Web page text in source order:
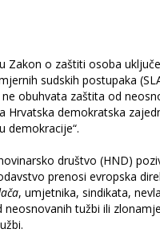
Zakon o zaštiti osoba
sudskih postupaka
obuhvata zaštita od
Hrvatska demokratska
demokracije“.
društvo (HND)
prenosi evropska
, umjetnika, sindikata,
tužbi ili